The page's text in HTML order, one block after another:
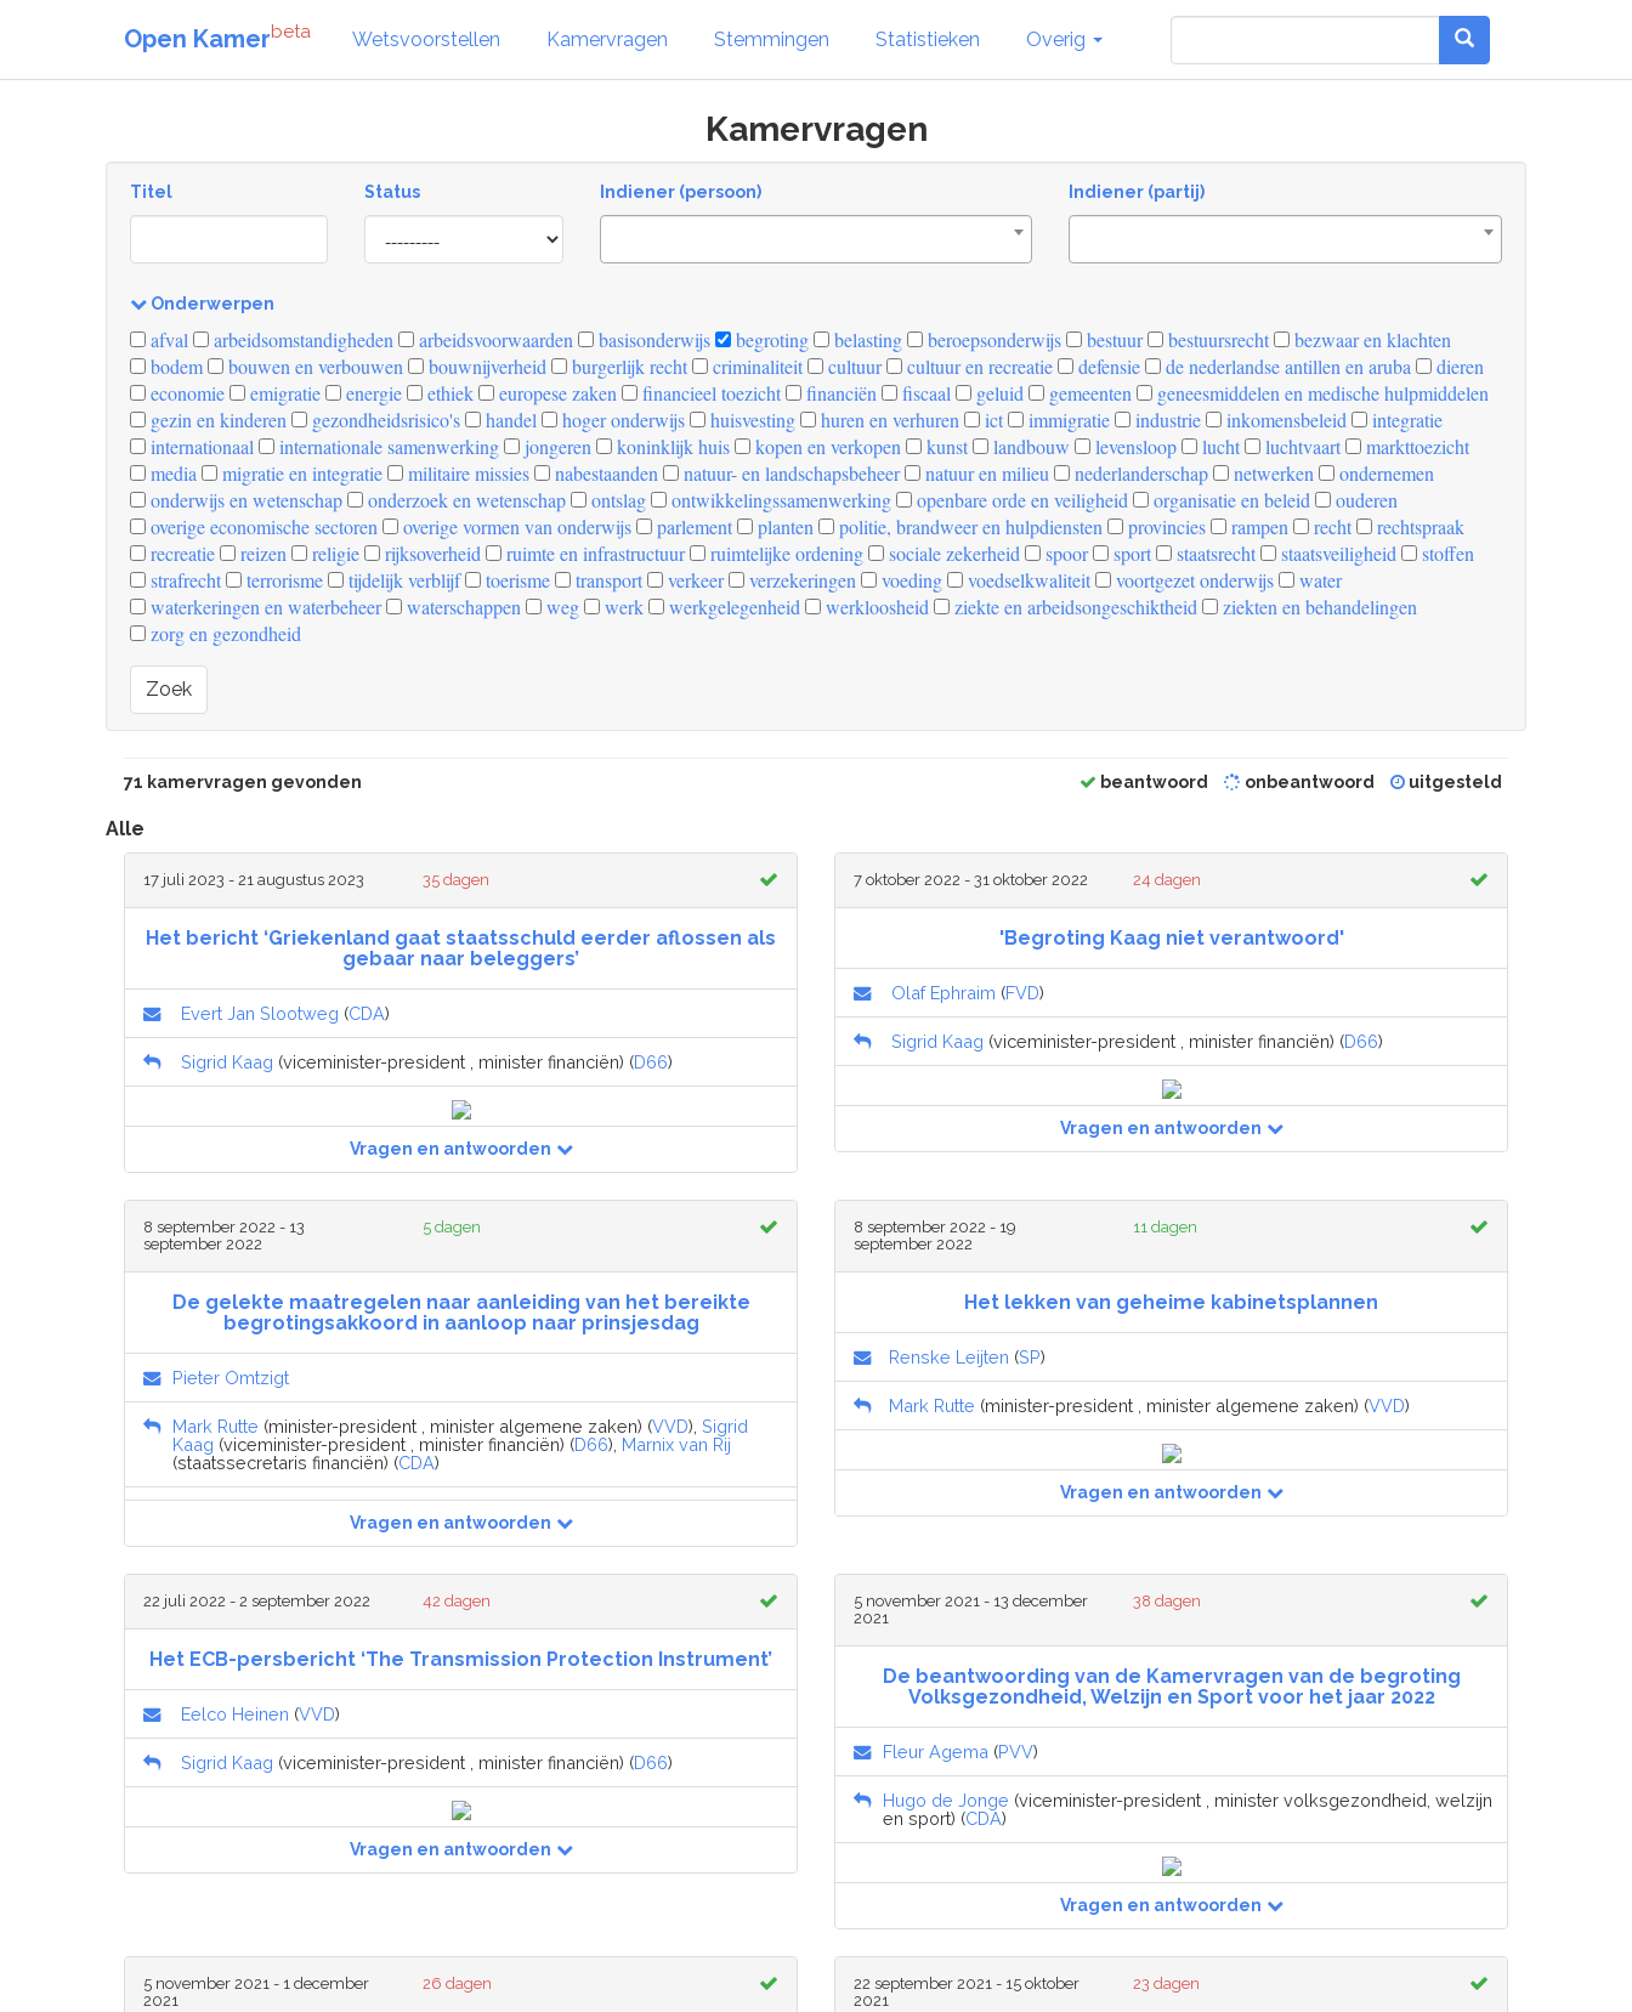
Open Kamerbeta Wetsvoorstellen Kamervragen Stemmingen Statistieken Overig
Kamervragen
Titel Status
[invalid
name]
Indiener (persoon) Indiener (partij)
Onderwerpen
[invalid
name]
afval arbeidsomstandigheden arbeidsvoorwaarden basisonderwijs begroting belasting beroepsonderwijs bestuur bestuursrecht
bezwaar en klachten
bodem
bouwen en verbouwen bouwnijverheid burgerlijk recht criminaliteit cultuur cultuur en recreatie defensie de nederlandse antillen en aruba
dieren
economie
emigratie energie ethiek europese zaken financieel toezicht financiën fiscaal geluid gemeenten
geneesmiddelen en medische hulpmiddelen
gezin en kinderen
gezondheidsrisico's handel hoger onderwijs huisvesting huren en verhuren ict immigratie industrie inkomensbeleid
integratie
internationaal
internationale samenwerking jongeren koninklijk huis kopen en verkopen kunst landbouw levensloop lucht luchtvaart
markttoezicht
media
migratie en integratie militaire missies nabestaanden natuur- en landschapsbeheer natuur en milieu nederlanderschap netwerken
ondernemen
onderwijs en wetenschap
onderzoek en wetenschap ontslag ontwikkelingssamenwerking openbare orde en veiligheid organisatie en beleid
ouderen
overige economische sectoren
overige vormen van onderwijs parlement planten politie, brandweer en hulpdiensten provincies rampen recht
rechtspraak
recreatie
reizen religie rijksoverheid ruimte en infrastructuur ruimtelijke ordening sociale zekerheid spoor sport staatsrecht staatsveiligheid
stoffen
strafrecht
terrorisme tijdelijk verblijf toerisme transport verkeer verzekeringen voeding voedselkwaliteit voortgezet onderwijs
water
waterkeringen en waterbeheer
waterschappen weg werk werkgelegenheid werkloosheid ziekte en arbeidsongeschiktheid
ziekten en behandelingen
zorg en gezondheid
Zoek
71 kamervragen gevonden beantwoord onbeantwoord uitgesteld
Alle
17 juli 2023 - 21 augustus 2023 35 dagen
Het bericht ‘Griekenland gaat staatsschuld eerder aflossen als
gebaar naar beleggers’
Evert Jan Slootweg (CDA)
Sigrid Kaag (viceminister-president , minister financiën) (D66)
Vragen en antwoorden
7 oktober 2022 - 31 oktober 2022 24 dagen
'Begroting Kaag niet verantwoord'
Olaf Ephraim (FVD)
Sigrid Kaag (viceminister-president , minister financiën) (D66)
Vragen en antwoorden
8 september 2022 - 13
september 2022
5 dagen
De gelekte maatregelen naar aanleiding van het bereikte
begrotingsakkoord in aanloop naar prinsjesdag
Pieter Omtzigt
Mark Rutte (minister-president , minister algemene zaken) (VVD), Sigrid
Kaag (viceminister-president , minister financiën) (D66), Marnix van Rij
(staatssecretaris financiën) (CDA)
Vragen en antwoorden
8 september 2022 - 19
september 2022
11 dagen
Het lekken van geheime kabinetsplannen
Renske Leijten (SP)
Mark Rutte (minister-president , minister algemene zaken) (VVD)
Vragen en antwoorden
22 juli 2022 - 2 september 2022 42 dagen
Het ECB-persbericht ‘The Transmission Protection Instrument’
Eelco Heinen (VVD)
Sigrid Kaag (viceminister-president , minister financiën) (D66)
Vragen en antwoorden
5 november 2021 - 13 december
2021
38 dagen
De beantwoording van de Kamervragen van de begroting
Volksgezondheid, Welzijn en Sport voor het jaar 2022
Fleur Agema (PVV)
Hugo de Jonge (viceminister-president , minister volksgezondheid, welzijn
en sport) (CDA)
Vragen en antwoorden
5 november 2021 - 1 december
2021
26 dagen
22 september 2021 - 15 oktober
2021
23 dagen